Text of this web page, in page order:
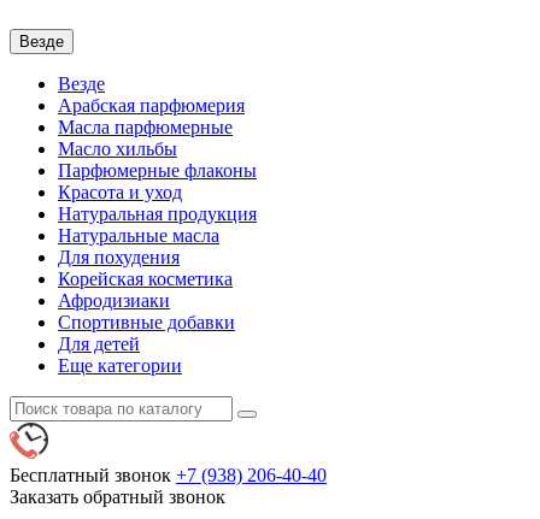
Везде
Везде
Арабская парфюмерия
Масла парфюмерные
Масло хильбы
Парфюмерные флаконы
Красота и уход
Натуральная продукция
Натуральные масла
Для похудения
Корейская косметика
Афродизиаки
Спортивные добавки
Для детей
Еще категории
Бесплатный звонок +7 (938) 206-40-40
Заказать обратный звонок